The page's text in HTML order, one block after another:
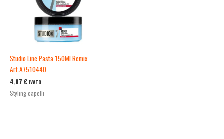
Studio Line Pasta 150Ml Remix
Art.A7510440
4,87 € IVATO
Styling capelli